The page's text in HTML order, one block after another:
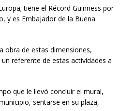
tiene el Récord Guinness por
y es Embajador de la Buena
obra de estas dimensiones,
referente de estas actividades a
que le llevó concluir el mural,
sentarse en su plaza,